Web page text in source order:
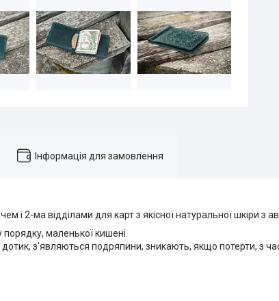
Інформація для замовлення
і 2-ма відділами для карт з якісної натуральної шкіри з
маленької кишені.
з'являються подряпини, зникають, якщо потерти, з